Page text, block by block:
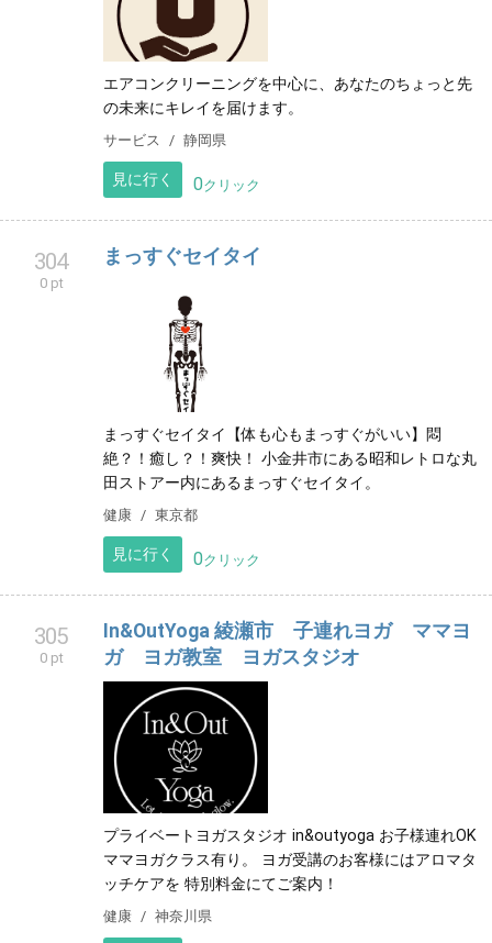
エアコンクリーニングを中心に、あなたのちょっと先
の未来にキレイを届けます。
サービス 静岡県
見に行く 0クリック
304
0 pt
まっすぐセイタイ
まっすぐセイタイ【体も心もまっすぐがいい】悶
絶？！癒し？！爽快！ 小金井市にある昭和レトロな丸
田ストアー内にあるまっすぐセイタイ。
健康 東京都
見に行く 0クリック
305
0 pt
In&OutYoga 綾瀬市 子連れヨガ ママヨ
ガ ヨガ教室 ヨガスタジオ
プライベートヨガスタジオ in&outyoga お子様連れOK
ママヨガクラス有り。 ヨガ受講のお客様にはアロマタ
ッチケアを 特別料金にてご案内！
健康 神奈川県